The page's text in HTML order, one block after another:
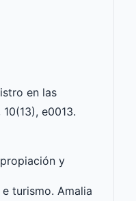
en las
e0013.
y
turismo. Amalia